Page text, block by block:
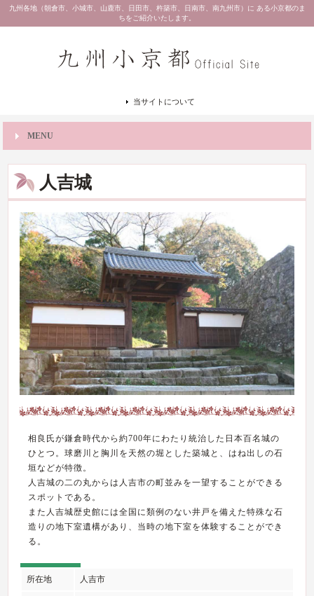
九州各地（朝倉市、小城市、山鹿市、日田市、杵築市、日南市、南九州市）に ある小京都のま
ちをご紹介いたします。
当サイトについて
MENU
人吉城
相良氏が鎌倉時代から約700年にわたり統治した日本百名城の
ひとつ。球磨川と胸川を天然の堀とした築城と、はね出しの石
垣などが特徴。
人吉城の二の丸からは人吉市の町並みを一望することができる
スポットである。
また人吉城歴史館には全国に類例のない井戸を備えた特殊な石
造りの地下室遺構があり、当時の地下室を体験することができ
る。
所在地 人吉市